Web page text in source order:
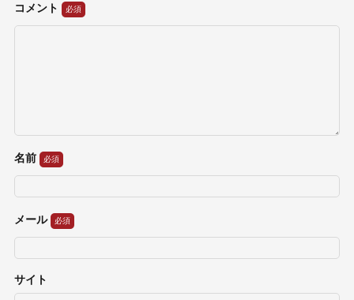
コメント
名前
メール
サイト